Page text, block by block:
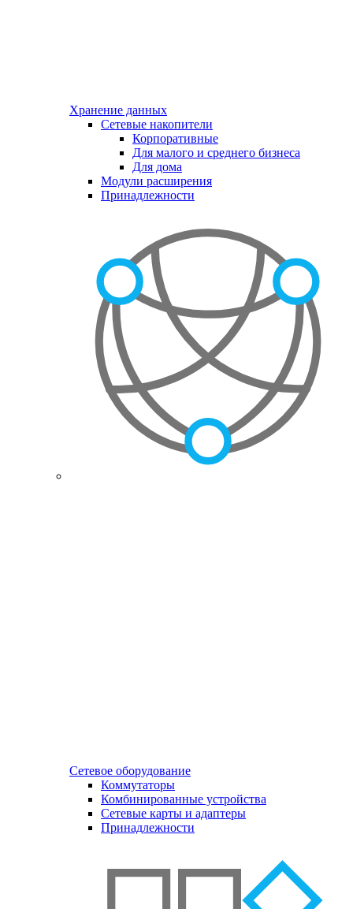
Хранение данных
Сетевые накопители
Корпоративные
Для малого и среднего бизнеса
Для дома
Модули расширения
Принадлежности
Сетевое оборудование
Коммутаторы
Комбинированные устройства
Сетевые карты и адаптеры
Принадлежности